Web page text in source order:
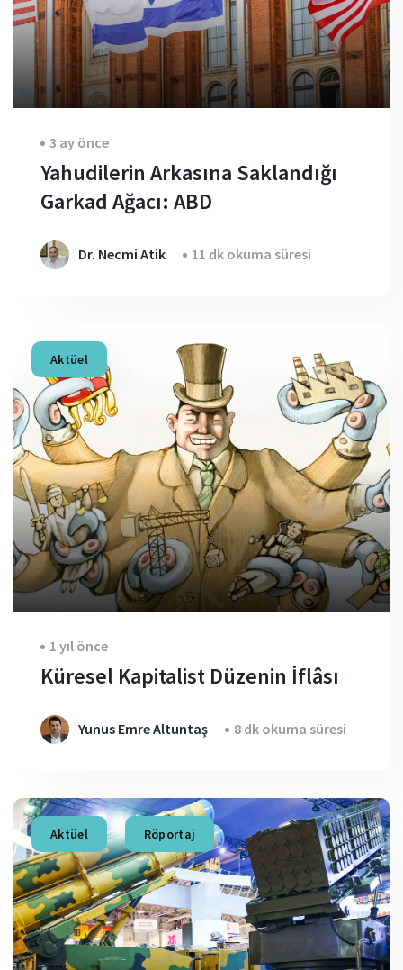
3 ay önce
Yahudilerin Arkasına Saklandığı
Garkad Ağacı: ABD
Dr. Necmi Atik 11 dk okuma süresi
Aktüel
1 yıl önce
Küresel Kapitalist Düzenin İflâsı
Yunus Emre Altuntaş 8 dk okuma süresi
Aktüel Röportaj